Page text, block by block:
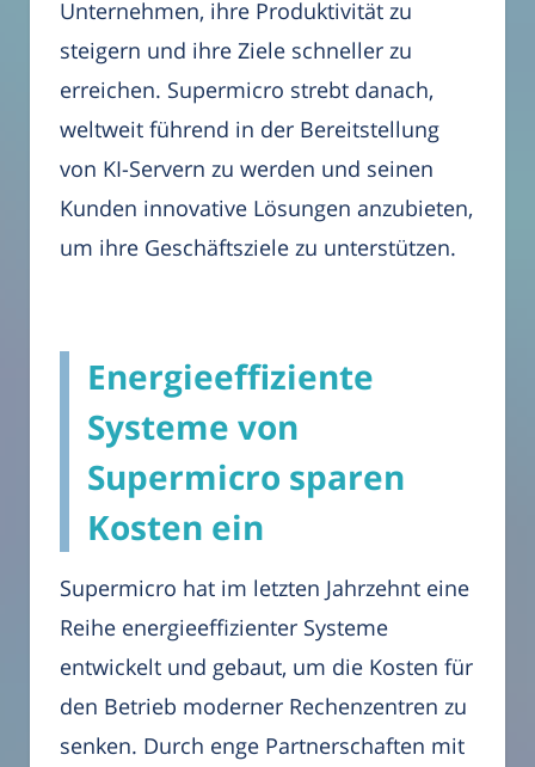
Unternehmen, ihre Produktivität zu
steigern und ihre Ziele schneller zu
erreichen. Supermicro strebt danach,
weltweit führend in der Bereitstellung
von KI-Servern zu werden und seinen
Kunden innovative Lösungen anzubieten,
um ihre Geschäftsziele zu unterstützen.
Energieeffiziente
Systeme von
Supermicro sparen
Kosten ein
Supermicro hat im letzten Jahrzehnt eine
Reihe energieeffizienter Systeme
entwickelt und gebaut, um die Kosten für
den Betrieb moderner Rechenzentren zu
senken. Durch enge Partnerschaften mit